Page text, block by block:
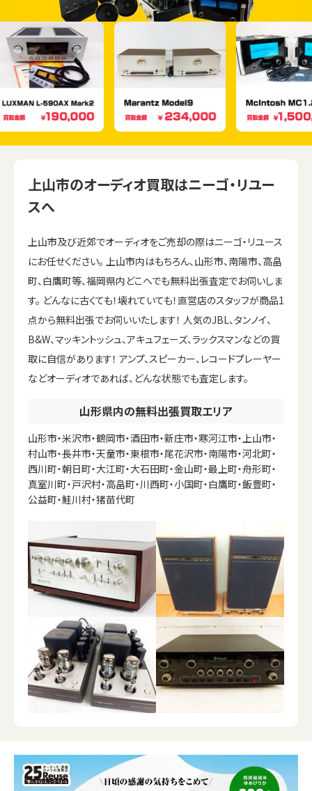
上山市のオーディオ買取はニーゴ・リユー
スへ
上山市及び近郊でオーディオをご売却の際はニーゴ・リユース
にお任せください。 上山市内はもちろん、山形市、南陽市、高畠
町、白鷹町等、福岡県内どこへでも無料出張査定でお伺いしま
す。 どんなに古くても！壊れていても！直営店のスタッフが商品1
点から無料出張でお伺いいたします！ 人気のJBL、タンノイ、
B&W、マッキントッシュ、アキュフェーズ、ラックスマンなどの買
取に自信があります！ アンプ、スピーカー、レコードプレーヤー
などオーディオであれば、どんな状態でも査定します。
山形県内の無料出張買取エリア
山形市・米沢市・鶴岡市・酒田市・新庄市・寒河江市・上山市・
村山市・長井市・天童市・東根市・尾花沢市・南陽市・河北町・
西川町・朝日町・大江町・大石田町・金山町・最上町・舟形町・
真室川町・戸沢村・高畠町・川西町・小国町・白鷹町・飯豊町・
公益町・鮭川村・猪苗代町